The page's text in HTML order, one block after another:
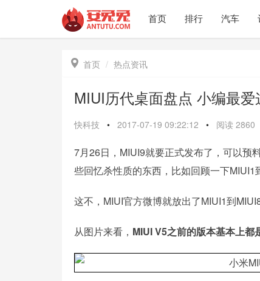
首页 排行 汽车
 首页 热点资讯
MIUI历代桌面盘点 小编最爱
快科技 • 2017-07-19 09:22:12 • 阅读 2860
7月26日，MIUI9就要正式发布了，可以预
些回忆杀性质的东西，比如回顾一下MIUI1
这不，MIUI官方微博就放出了MIUI1到
从图片来看， MIUI V5之前的版本基本上都